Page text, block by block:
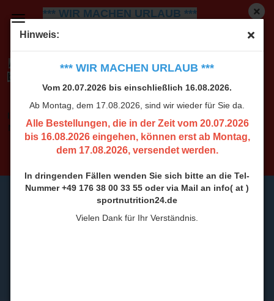
Hinweis:
*** WIR MACHEN URLAUB ***
Vom 20.07.2026 bis einschließlich 16.08.2026.
Ab Montag, dem 17.08.2026, sind wir wieder für Sie da.
Alle Bestellungen, die in der Zeit vom 20.07.2026
bis 16.08.2026 eingehen, können erst ab Montag,
dem 17.08.2026, versendet werden.
In dringenden Fällen wenden Sie sich bitte an die Tel-
Nummer +49 176 38 00 33 55 oder via Mail an info( at )
sportnutrition24.de
Vielen Dank für Ihr Verständnis.
*** WIR MACHEN URLAUB ***
Vom 20.07.2026 bis einschließlich 16.08.2026.
Alle Bestellungen, die in der Zeit vom 20.07.2026
dem 17.08.2026, versendet werden.
In dringenden Fällen wenden Sie sich bitte an die Tel-
Nummer +49 176 38 00 33 55 oder via Mail an info( at )
sportnutrition24.de
Vielen Dank für Ihr Verständnis.